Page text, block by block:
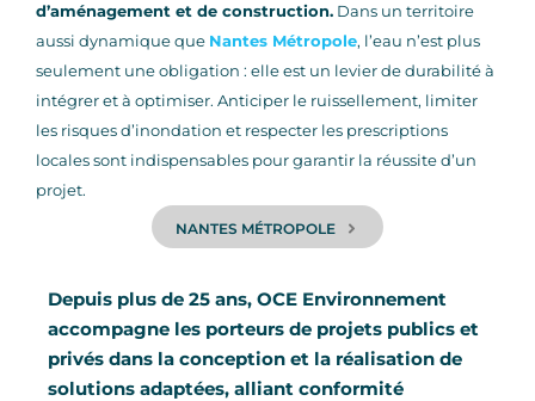
d’aménagement et de construction. Dans un territoire
aussi dynamique que Nantes Métropole, l’eau n’est plus
seulement une obligation : elle est un levier de durabilité à
intégrer et à optimiser. Anticiper le ruissellement, limiter
les risques d’inondation et respecter les prescriptions
locales sont indispensables pour garantir la réussite d’un
projet.
NANTES MÉTROPOLE
Depuis plus de 25 ans, OCE Environnement
accompagne les porteurs de projets publics et
privés dans la conception et la réalisation de
solutions adaptées, alliant conformité